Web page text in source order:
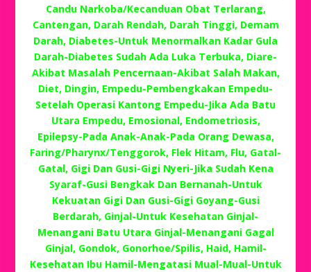
Candu Narkoba/Kecanduan Obat Terlarang,
Cantengan, Darah Rendah, Darah Tinggi, Demam
Darah, Diabetes-Untuk Menormalkan Kadar Gula
Darah-Diabetes Sudah Ada Luka Terbuka, Diare-
Akibat Masalah Pencernaan-Akibat Salah Makan,
Diet, Dingin, Empedu-Pembengkakan Empedu-
Setelah Operasi Kantong Empedu-Jika Ada Batu
Utara Empedu, Emosional, Endometriosis,
Epilepsy-Pada Anak-Anak-Pada Orang Dewasa,
Faring/Pharynx/Tenggorok, Flek Hitam, Flu, Gatal-
Gatal, Gigi Dan Gusi-Gigi Nyeri-Jika Sudah Kena
Syaraf-Gusi Bengkak Dan Bernanah-Untuk
Kekuatan Gigi Dan Gusi-Gigi Goyang-Gusi
Berdarah, Ginjal-Untuk Kesehatan Ginjal-
Menangani Batu Utara Ginjal-Menangani Gagal
Ginjal, Gondok, Gonorhoe/Spilis, Haid, Hamil-
Kesehatan Ibu Hamil-Mengatasi Mual-Mual-Untuk